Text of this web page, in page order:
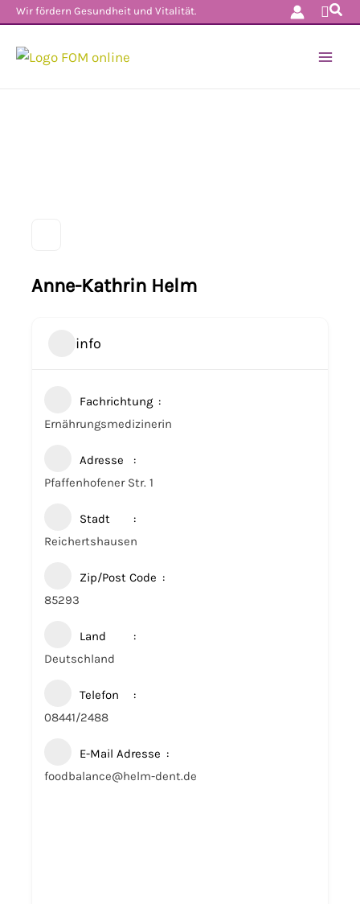
Zum
springen
Wir fördern Gesundheit und Vitalität.
Anne-Kathrin Helm
info
Fachrichtung
Ernährungsmedizinerin
Adresse
Pfaffenhofener Str. 1
Stadt
Reichertshausen
Zip/Post Code
85293
Land
Deutschland
Telefon
08441/2488
E-Mail Adresse
foodbalance@helm-dent.de